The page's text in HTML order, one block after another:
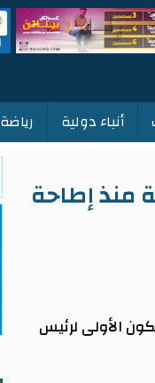
أنباء دولية رياضة
منذ إطاحة
الأولى لرئيس